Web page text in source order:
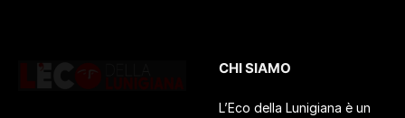
CHI SIAMO
L’Eco della Lunigiana è un